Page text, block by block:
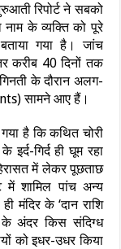
रिपोर्ट ने सबको
नाम के व्यक्ति को पूरे
गया है। जांच
करीब 40 दिनों तक
के दौरान अलग-
सामने आए हैं।
है कि कथित चोरी
गिर्द ही घूम रहा
में लेकर पूछताछ
में शामिल पांच अन्य
मंदिर के ‘दान राशि
अंदर किस संदिग्ध
को इधर-उधर किया